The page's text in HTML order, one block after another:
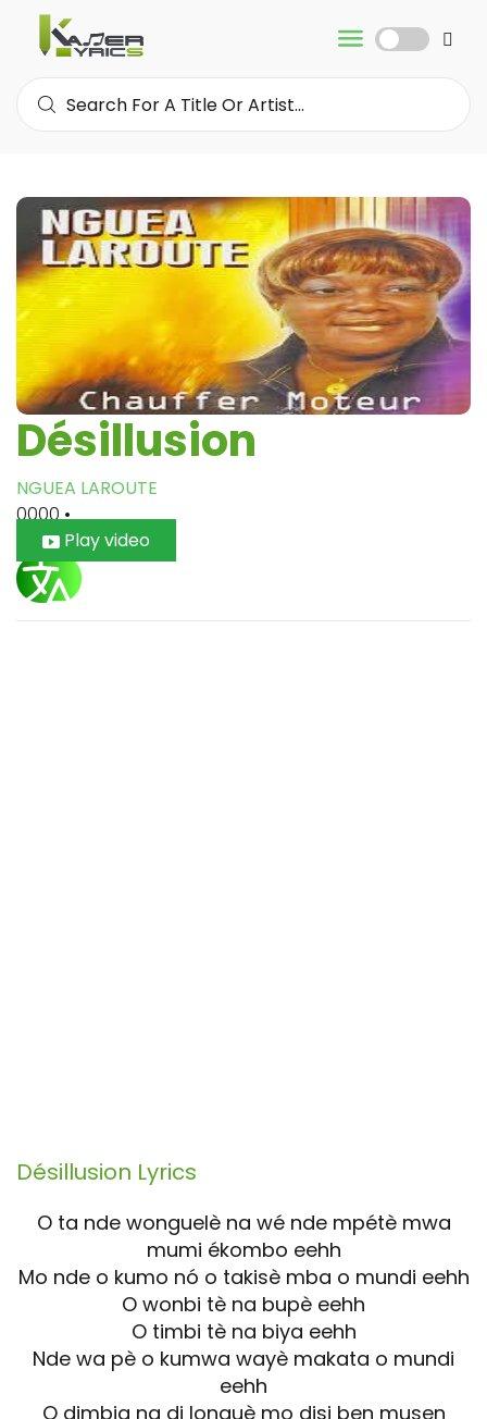
Désillusion
NGUEA LAROUTE
0000•
Play video
Désillusion Lyrics
O ta nde wonguelè na wé nde mpétè mwa
mumi ékombo eehh
Mo nde o kumo nó o takisè mba o mundi eehh
O wonbi tè na bupè eehh
O timbi tè na biya eehh
Nde wa pè o kumwa wayè makata o mundi
eehh
O dimbia na di longuè mo disi ben musen